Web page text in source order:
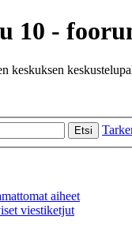
10 -
keskuksen
Etsi
aiheet
viestiketjut